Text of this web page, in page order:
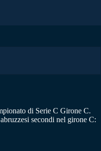
di Serie C Girone C.
secondi nel girone C: